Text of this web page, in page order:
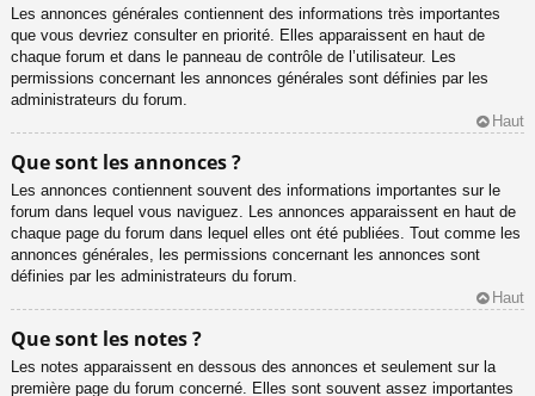
Les annonces générales contiennent des informations très importantes
que vous devriez consulter en priorité. Elles apparaissent en haut de
chaque forum et dans le panneau de contrôle de l’utilisateur. Les
permissions concernant les annonces générales sont définies par les
administrateurs du forum.
Haut
Que sont les annonces ?
Les annonces contiennent souvent des informations importantes sur le
forum dans lequel vous naviguez. Les annonces apparaissent en haut de
chaque page du forum dans lequel elles ont été publiées. Tout comme les
annonces générales, les permissions concernant les annonces sont
définies par les administrateurs du forum.
Haut
Que sont les notes ?
Les notes apparaissent en dessous des annonces et seulement sur la
première page du forum concerné. Elles sont souvent assez importantes